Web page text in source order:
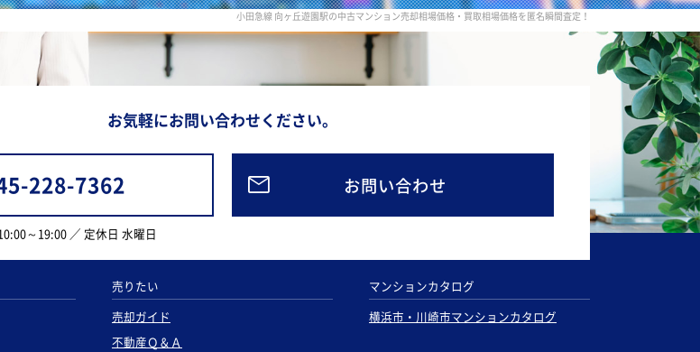
小田急線 向ヶ丘遊園駅の中古マンション売却相場価格・買取相場価格を匿名瞬間査定！
お気軽にお問い合わせください。
228-7362
～19:00 ／ 定休日 水曜日
お問い合わせ
売りたい
売却ガイド
不動産Ｑ＆Ａ
マンションカタログ
横浜市・川崎市マンションカタログ